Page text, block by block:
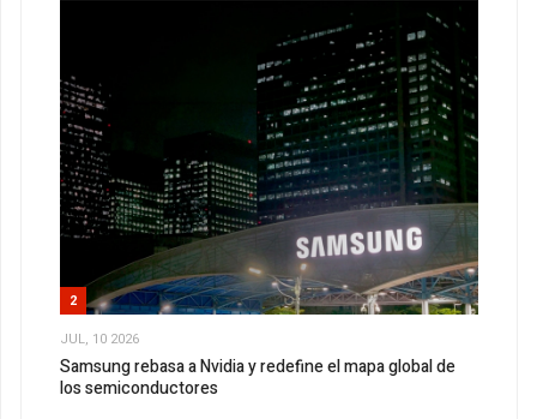
2
JUL, 10 2026
Samsung rebasa a Nvidia y redefine el mapa global de
los semiconductores